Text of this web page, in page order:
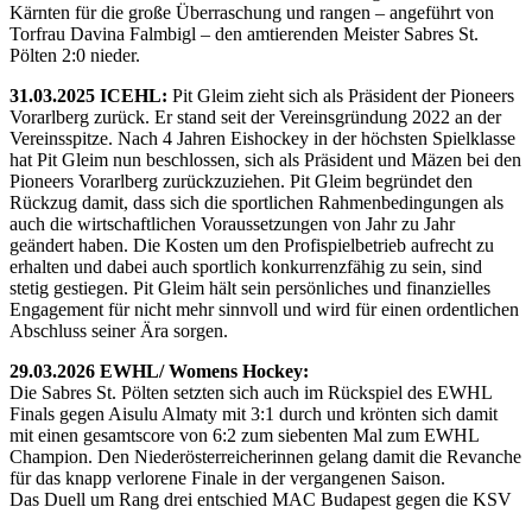
Kärnten für die große Überraschung und rangen – angeführt von
Torfrau Davina Falmbigl – den amtierenden Meister Sabres St.
Pölten 2:0 nieder.
31.03.2025 ICEHL: Pit Gleim zieht sich als Präsident der Pioneers
Vorarlberg zurück. Er stand seit der Vereinsgründung 2022 an der
Vereinsspitze. Nach 4 Jahren Eishockey in der höchsten Spielklasse
hat Pit Gleim nun beschlossen, sich als Präsident und Mäzen bei den
Pioneers Vorarlberg zurückzuziehen. Pit Gleim begründet den
Rückzug damit, dass sich die sportlichen Rahmenbedingungen als
auch die wirtschaftlichen Voraussetzungen von Jahr zu Jahr
geändert haben. Die Kosten um den Profispielbetrieb aufrecht zu
erhalten und dabei auch sportlich konkurrenzfähig zu sein, sind
stetig gestiegen. Pit Gleim hält sein persönliches und finanzielles
Engagement für nicht mehr sinnvoll und wird für einen ordentlichen
Abschluss seiner Ära sorgen.
29.03.2026 EWHL/ Womens Hockey:
Die Sabres St. Pölten setzten sich auch im Rückspiel des EWHL
Finals gegen Aisulu Almaty mit 3:1 durch und krönten sich damit
mit einen gesamtscore von 6:2 zum siebenten Mal zum EWHL
Champion. Den Niederösterreicherinnen gelang damit die Revanche
für das knapp verlorene Finale in der vergangenen Saison.
Das Duell um Rang drei entschied MAC Budapest gegen die KSV